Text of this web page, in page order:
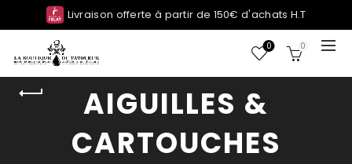
Livraison offerte à partir de 150€ d'achats H.T
0 0
AIGUILLES &
CARTOUCHES